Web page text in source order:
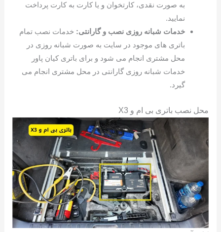
به صورت نقدی، کارتخوان و یا کارت به کارت پرداخت
نمایید.
خدمات شبانه روزی نصب و گارانتی: خدمات نصب تمام
باتری های موجود در سایت به صورت شبانه روزی در
محل مشتری انجام می شود و برای باتری کیان پاور
خدمات شبانه روزی گارانتی در محل مشتری انجام می
گیرد.
محل نصب باتری بی ام و X3